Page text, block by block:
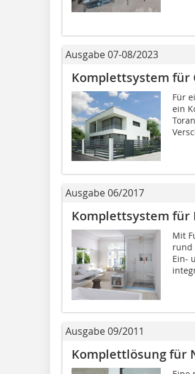
Ausgabe 07-08/2023
Komplettsystem für
Für
ein
Ausgabe 06/2017
Komplettsystem für
Mit
rund
Ein-
Ausgabe 09/2011
Komplettlösung für